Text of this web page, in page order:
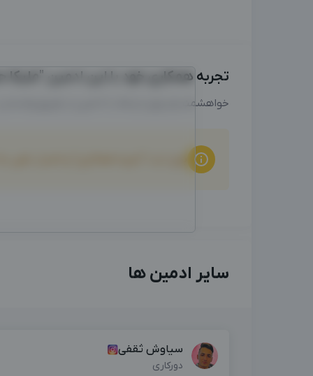
تجربه همکاری خود با این ادمین "ملیکا
خواهشمندیم برای ارتباط با ادمین از طریق
سایر ادمین ها
سیاوش ثقفی
دورکاری